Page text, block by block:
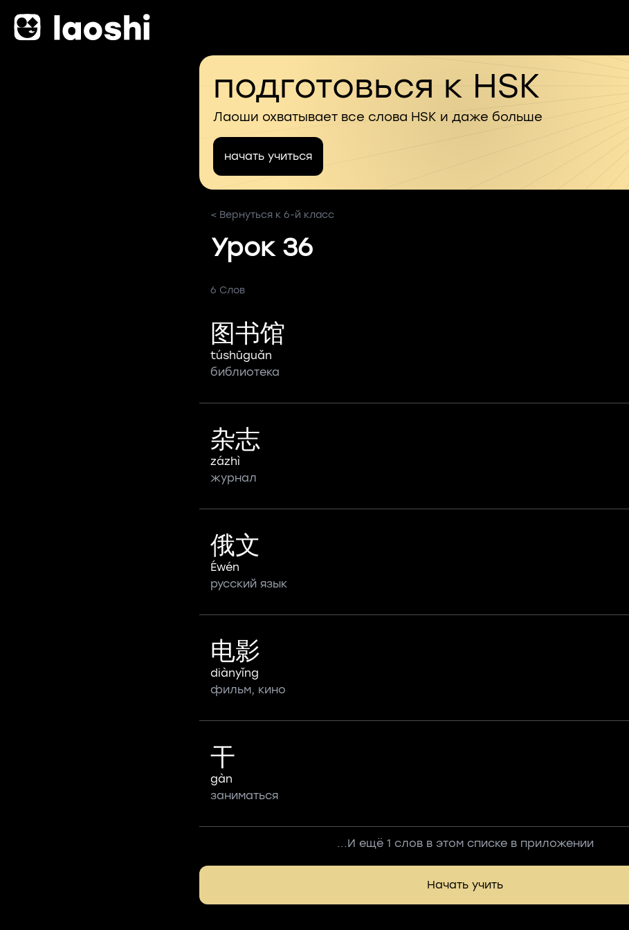
подготовься к HSK
Лаоши охватывает все слова HSK и даже больше
начать учиться
< Вернуться к 6-й класс
Урок 36
6 Слов
图书馆
túshūguǎn
библиотека
杂志
zázhì
журнал
俄文
Éwén
русский язык
电影
diànyǐng
фильм, кино
干
gàn
заниматься
...И ещё 1 слов в этом списке в приложении
Начать учить